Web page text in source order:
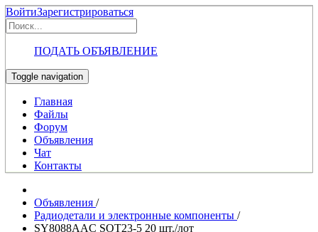
ВойтиЗарегистрироваться
ПОДАТЬ ОБЪЯВЛЕНИЕ
Toggle navigation
Главная
Файлы
Форум
Объявления
Чат
Контакты
Объявления /
Радиодетали и электронные компоненты /
SY8088AAC SOT23-5 20 шт./лот